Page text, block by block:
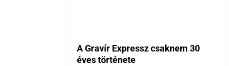
A Gravír Expressz csaknem 30
éves története